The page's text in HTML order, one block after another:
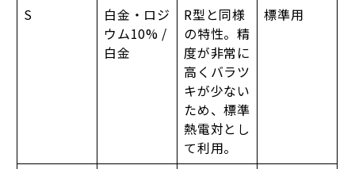
S
白金・ロジ
ウム10% /
白金
R型と同様
の特性。精
度が非常に
高くバラツ
キが少ない
ため、標準
熱電対とし
て利用。
標準用